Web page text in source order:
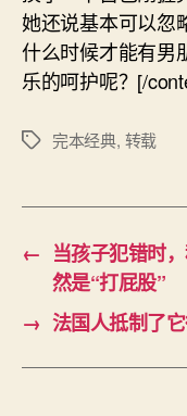
她还说基本可以
什么时候才能有男
乐的呵护呢？[/
标
完本经典, 转载
← 当孩子犯错时
然是“打屁股”
→ 法国人抵制了